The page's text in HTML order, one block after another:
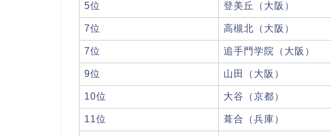
5位 登美丘（大阪）
7位 高槻北（大阪）
7位 追手門学院（大阪）
9位 山田（大阪）
10位 大谷（京都）
11位 葺合（兵庫）